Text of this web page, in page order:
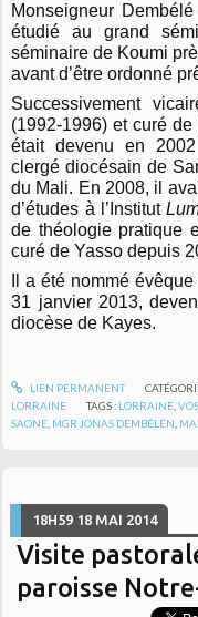
Monseigneur
étudié au grand
séminaire de Koumi
avant d’être ordonné
Successivement
(1992-1996) et curé
était devenu en
clergé diocésain de
du Mali. En 2008, il
d’études à l’Institut
de théologie pratique
curé de Yasso depuis
Il a été nommé
31 janvier 2013,
diocèse de Kayes.
LIEN PERMANENT
LORRAINE
TAGS : LORRAINE ,
SAONE MGR JONAS DEMBÉLÉN
18H59 18 MAI 2014
Visite
paroisse